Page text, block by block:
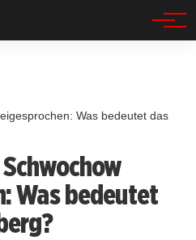
Was bedeutet das
Was bedeutet